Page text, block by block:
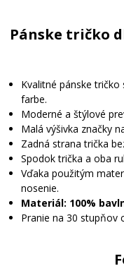
Pánske tričko
Kvalitné pánske
farbe.
Moderné a štýlové
Malá výšivka značky
Zadná strana trička
Spodok trička a oba
Vďaka použitým
nosenie.
Materiál: 100%
Pranie na 30 stupňov